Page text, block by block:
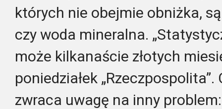
których nie obejmie obniżka,
czy woda mineralna.
może kilkanaście złotych
poniedziałek
zwraca uwagę na inny